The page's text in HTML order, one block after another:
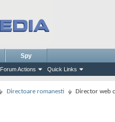
Forum Actions Quick Links
Spy
Directoare romanesti Director web